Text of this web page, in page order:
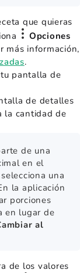
que quieras
Opciones
más información,
.
pantalla de
de detalles
la cantidad de
de una
en el
una
la aplicación
porciones
en lugar de
al
de los valores